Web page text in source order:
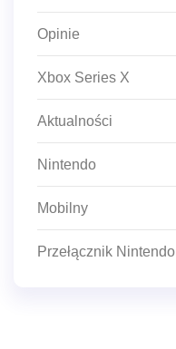
Opinie
Xbox Series X
Aktualności
Nintendo
Mobilny
Przełącznik Nintendo